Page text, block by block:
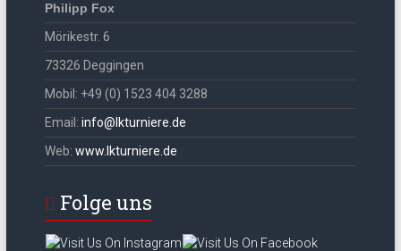
Philipp Fox
Mörikestr. 6
73326 Deggingen
Mobil: +49 (0) 1523 404 3288
Email: info@lkturniere.de
Web: www.lkturniere.de
Folge uns